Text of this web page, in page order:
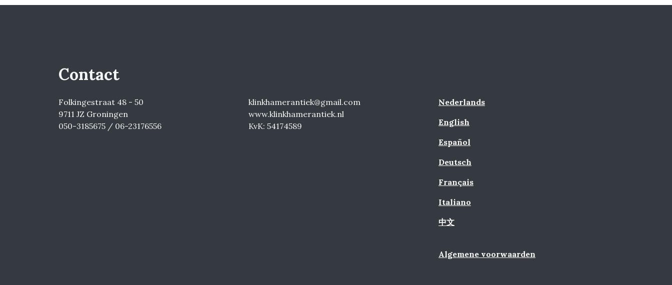
Contact
Folkingestraat 48 - 50
9711 JZ Groningen
050-3185675 / 06-23176556
klinkhamerantiek@gmail.com
www.klinkhamerantiek.nl
KvK: 54174589
Nederlands
English
Español
Deutsch
Français
Italiano
中文
Algemene voorwaarden